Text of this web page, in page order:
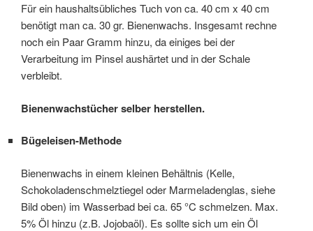
Für ein haushaltsübliches Tuch von ca. 40 cm x 40 cm
benötigt man ca. 30 gr. Bienenwachs. Insgesamt rechne
noch ein Paar Gramm hinzu, da einiges bei der
Verarbeitung im Pinsel aushärtet und in der Schale
verbleibt.
Bienenwachstücher selber herstellen.
Bügeleisen-Methode
Bienenwachs in einem kleinen Behältnis (Kelle,
Schokoladenschmelztiegel oder Marmeladenglas, siehe
Bild oben) im Wasserbad bei ca. 65 °C schmelzen. Max.
5% Öl hinzu (z.B. Jojobaöl). Es sollte sich um ein Öl